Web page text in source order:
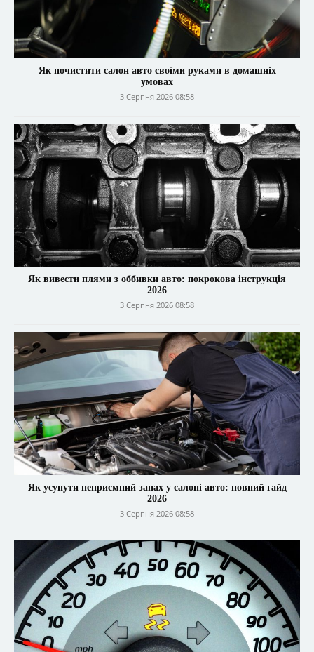
Як почистити салон авто своїми руками в домашніх
умовах
3 Серпня 2026 08:58
Як вивести плями з оббивки авто: покрокова інструкція
2026
3 Серпня 2026 08:58
Як усунути неприємний запах у салоні авто: повний гайд
2026
3 Серпня 2026 08:58